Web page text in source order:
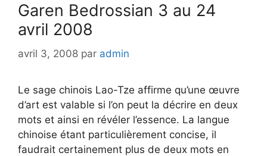
Garen Bedrossian 3 au 24
avril 2008
avril 3, 2008 par admin
Le sage chinois Lao-Tze affirme qu’une œuvre
d’art est valable si l’on peut la décrire en deux
mots et ainsi en révéler l’essence. La langue
chinoise étant particulièrement concise, il
faudrait certainement plus de deux mots en